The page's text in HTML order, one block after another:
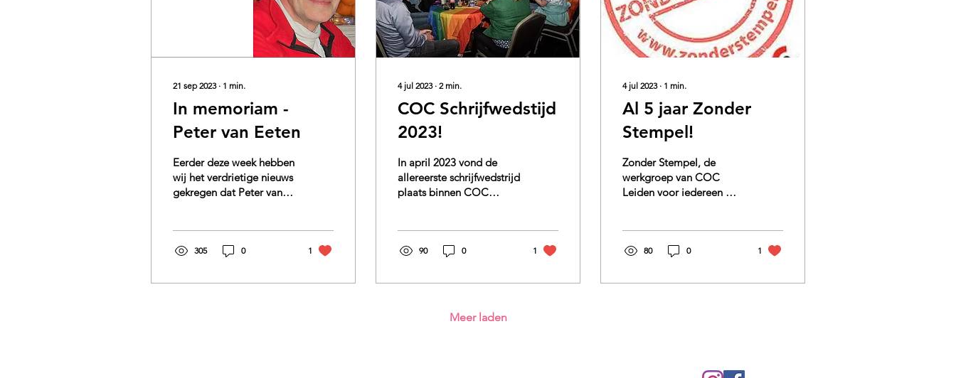
21 sep 2023∙ 1 min.
In memoriam -
Peter van Eeten
Eerder deze week hebben
wij het verdrietige nieuws
gekregen dat Peter van
305 0 1
4 jul 2023∙ 2 min.
COC Schrijfwedstijd
2023!
In april 2023 vond de
allereerste schrijfwedstrijd
plaats binnen COC
werkgroep...
90 0 1
4 jul 2023∙ 1 min.
Al 5 jaar Zonder
Stempel!
Zonder Stempel, de
werkgroep van COC
Leiden voor iedereen met
80 0 1
Meer laden